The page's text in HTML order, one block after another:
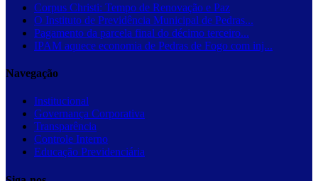
Corpus Christi: Tempo de Renovação e Paz
O Instituto de Previdência Municipal de Pedras...
Pagamento da parcela final do décimo terceiro...
IPAM aquece economia de Pedras de Fogo com inj...
Navegação
Institucional
Governança Corporativa
Transparência
Controle Interno
Educação Previdenciária